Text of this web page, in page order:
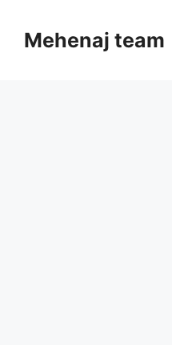
contentMehenaj team